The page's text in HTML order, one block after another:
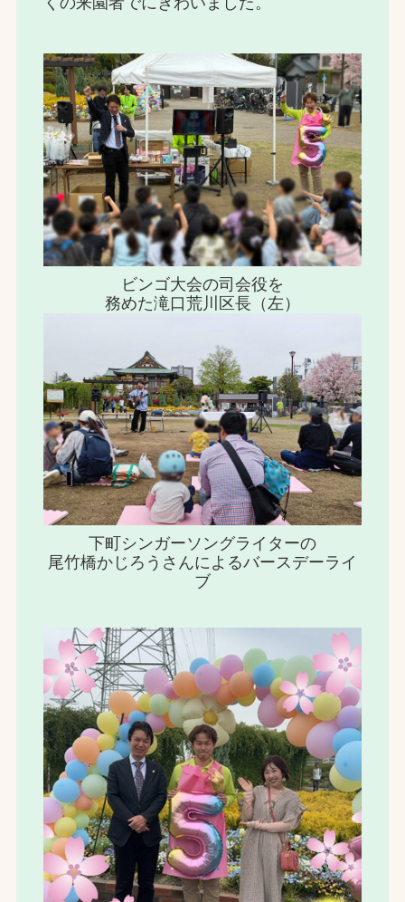
ビンゴ大会の司会役を
務めた滝口荒川区長（左）
下町シンガーソングライターの
尾竹橋かじろうさんによるバースデーライ
ブ